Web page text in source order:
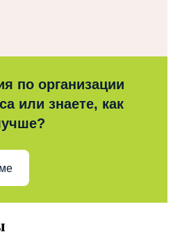
по организации
или знаете, как